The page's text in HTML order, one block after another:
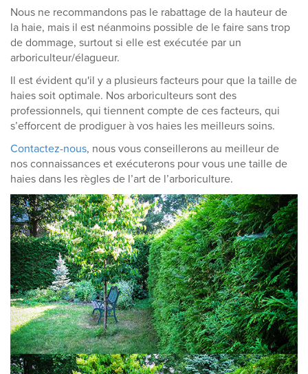
Nous ne recommandons pas le rabattage de la hauteur de
la haie, mais il est néanmoins possible de le faire sans trop
de dommage, surtout si elle est exécutée par un
arboriculteur/élagueur.
Il est évident qu'il y a plusieurs facteurs pour que la taille de
haies soit optimale. Nos arboriculteurs sont des
professionnels, qui tiennent compte de ces facteurs, qui
s’efforcent de prodiguer à vos haies les meilleurs soins.
Contactez-nous, nous vous conseillerons au meilleur de
nos connaissances et exécuterons pour vous une taille de
haies dans les règles de l’art de l’arboriculture.